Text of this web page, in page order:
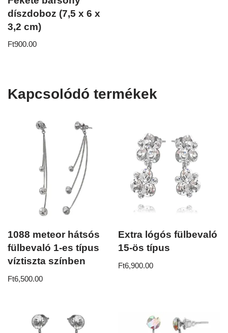
díszdoboz (7,5 x 6 x
3,2 cm)
Ft900.00
Kapcsolódó termékek
1088 meteor hátsós
fülbevaló 1-es típus
víztiszta színben
Ft6,500.00
Extra lógós fülbevaló
15-ös típus
Ft6,900.00